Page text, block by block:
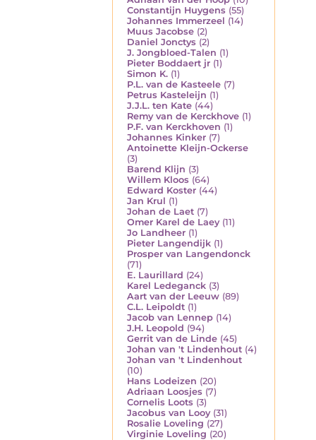
Constantijn Huygens (55)
Johannes Immerzeel (14)
Muus Jacobse (2)
Daniel Jonctys (2)
J. Jongbloed-Talen (1)
Pieter Boddaert jr (1)
Simon K. (1)
P.L. van de Kasteele (7)
Petrus Kasteleijn (1)
J.J.L. ten Kate (44)
Remy van de Kerckhove (1)
P.F. van Kerckhoven (1)
Johannes Kinker (7)
Antoinette Kleijn-Ockerse
(3)
Barend Klijn (3)
Willem Kloos (64)
Edward Koster (44)
Jan Krul (1)
Johan de Laet (7)
Omer Karel de Laey (11)
Jo Landheer (1)
Pieter Langendijk (1)
Prosper van Langendonck
(71)
E. Laurillard (24)
Karel Ledeganck (3)
Aart van der Leeuw (89)
C.L. Leipoldt (1)
Jacob van Lennep (14)
J.H. Leopold (94)
Gerrit van de Linde (45)
Johan van 't Lindenhout (4)
Johan van 't Lindenhout
(10)
Hans Lodeizen (20)
Adriaan Loosjes (7)
Cornelis Loots (3)
Jacobus van Looy (31)
Rosalie Loveling (27)
Virginie Loveling (20)